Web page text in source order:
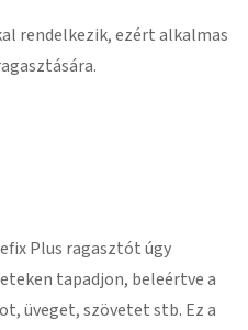
rendelkezik, ezért alkalmas
Plus ragasztót úgy
tapadjon, beleértve a
üveget, szövetet stb. Ez a